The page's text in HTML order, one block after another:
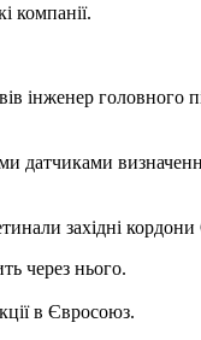
компанії.
інженер головного
датчиками
західні
через нього.
в Євросоюз.